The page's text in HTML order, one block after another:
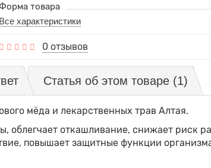
Форма товара
Все характеристики
0 отзывов
Статья об этом товаре (1)
мёда и лекарственных трав Алтая.
откашливание, снижает риск
повышает защитные функции